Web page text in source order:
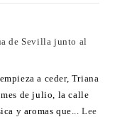
de Sevilla junto al
a ceder, Triana
de julio, la calle
y aromas que...Lee